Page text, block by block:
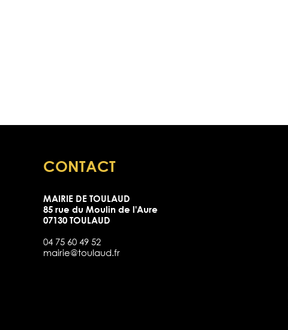
CONTACT
MAIRIE DE TOULAUD
85 rue du Moulin de l'Aure
07130 TOULAUD
04 75 60 49 52
mairie@toulaud.fr